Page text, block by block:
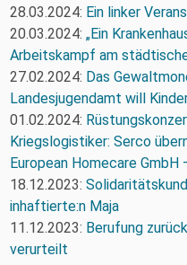
28.03.2024: Ein linker
20.03.2024: „Ein
Arbeitskampf am
27.02.2024: Das
Landesjugendamt will
01.02.2024:
Kriegslogistiker: Serco
European Homecare GmbH
18.12.2023:
inhaftierte:n Maja
11.12.2023: Berufung
verurteilt